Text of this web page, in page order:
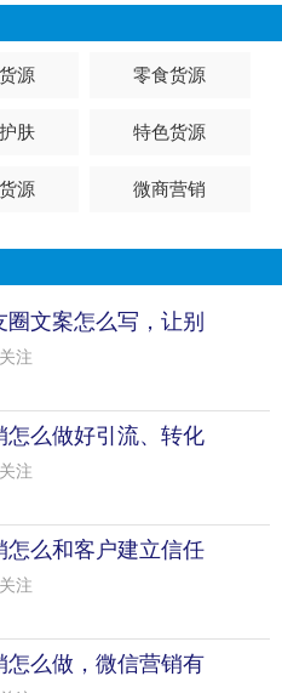
源 零食货源
肤 特色货源
源 微商营销
圈文案怎么写，让别
的微商？
注
怎么做好引流、转化
注
怎么和客户建立信任
注
怎么做，微信营销有